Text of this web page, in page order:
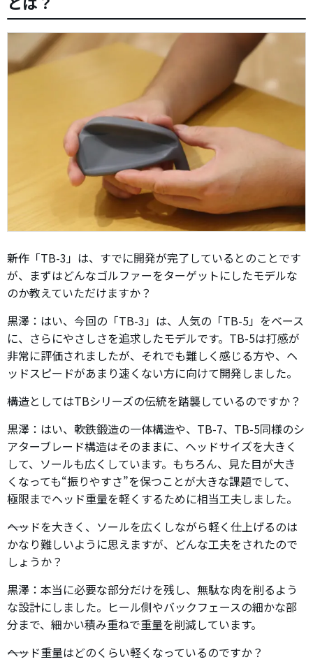
――新作「TB-3」は、すでに開発が完了しているとのことです
が、まずはどんなゴルファーをターゲットにしたモデルな
のか教えていただけますか？
黒澤：はい、今回の「TB-3」は、人気の「TB-5」をベース
に、さらにやさしさを追求したモデルです。TB-5は打感が
非常に評価されましたが、それでも難しく感じる方や、ヘ
ッドスピードがあまり速くない方に向けて開発しました。
――構造としてはTBシリーズの伝統を踏襲しているのですか？
黒澤：はい、軟鉄鍛造の一体構造や、TB-7、TB-5同様のシ
アターブレード構造はそのままに、ヘッドサイズを大きく
して、ソールも広くしています。もちろん、見た目が大き
くなっても“振りやすさ”を保つことが大きな課題でして、
極限までヘッド重量を軽くするために相当工夫しました。
――ヘッドを大きく、ソールを広くしながら軽く仕上げるのは
かなり難しいように思えますが、どんな工夫をされたので
しょうか？
黒澤：本当に必要な部分だけを残し、無駄な肉を削るよう
な設計にしました。ヒール側やバックフェースの細かな部
分まで、細かい積み重ねで重量を削減しています。
――ヘッド重量はどのくらい軽くなっているのですか？